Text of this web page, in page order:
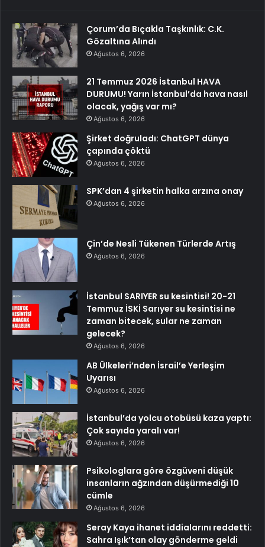
Çorum’da Bıçakla Taşkınlık: C.K.
Gözaltına Alındı
Ağustos 6, 2026
21 Temmuz 2026 İstanbul HAVA
DURUMU! Yarın İstanbul’da hava nasıl
olacak, yağış var mı?
Ağustos 6, 2026
Şirket doğruladı: ChatGPT dünya
çapında çöktü
Ağustos 6, 2026
SPK’dan 4 şirketin halka arzına onay
Ağustos 6, 2026
Çin’de Nesli Tükenen Türlerde Artış
Ağustos 6, 2026
İstanbul SARIYER su kesintisi! 20-21
Temmuz İSKİ Sarıyer su kesintisi ne
zaman bitecek, sular ne zaman
gelecek?
Ağustos 6, 2026
AB Ülkeleri’nden İsrail’e Yerleşim
Uyarısı
Ağustos 6, 2026
İstanbul’da yolcu otobüsü kaza yaptı:
Çok sayıda yaralı var!
Ağustos 6, 2026
Psikologlara göre özgüveni düşük
insanların ağzından düşürmediği 10
cümle
Ağustos 6, 2026
Seray Kaya ihanet iddialarını reddetti:
Sahra Işık’tan olay gönderme geldi